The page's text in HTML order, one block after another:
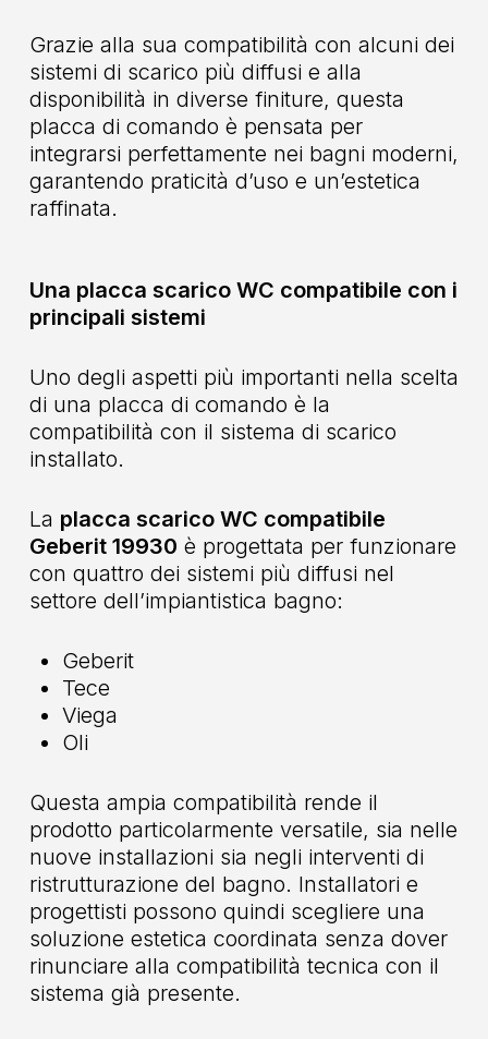
Grazie alla sua compatibilità con alcuni dei
sistemi di scarico più diffusi e alla
disponibilità in diverse finiture, questa
placca di comando è pensata per
integrarsi perfettamente nei bagni moderni,
garantendo praticità d’uso e un’estetica
raffinata.
Una placca scarico WC compatibile con i
principali sistemi
Uno degli aspetti più importanti nella scelta
di una placca di comando è la
compatibilità con il sistema di scarico
installato.
La placca scarico WC compatibile
Geberit 19930 è progettata per funzionare
con quattro dei sistemi più diffusi nel
settore dell’impiantistica bagno:
Geberit
Tece
Viega
Oli
Questa ampia compatibilità rende il
prodotto particolarmente versatile, sia nelle
nuove installazioni sia negli interventi di
ristrutturazione del bagno. Installatori e
progettisti possono quindi scegliere una
soluzione estetica coordinata senza dover
rinunciare alla compatibilità tecnica con il
sistema già presente.